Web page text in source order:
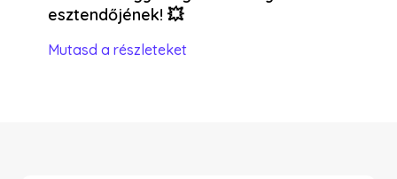
esztendőjének! 💥
Mutasd a részleteket